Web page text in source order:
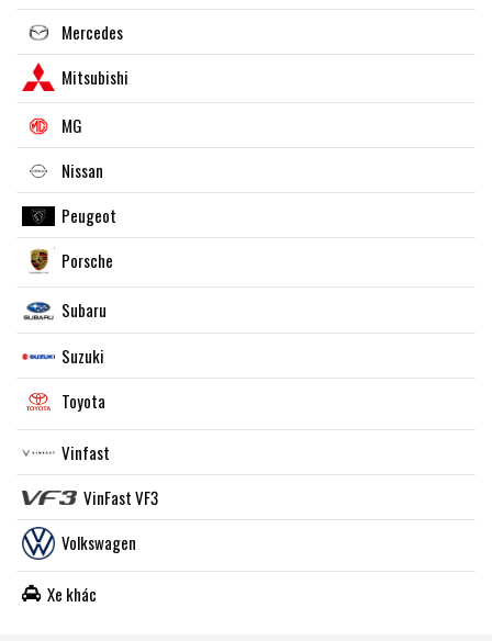
Mercedes
Mitsubishi
MG
Nissan
Peugeot
Porsche
Subaru
Suzuki
Toyota
Vinfast
VinFast VF3
Volkswagen
Xe khác